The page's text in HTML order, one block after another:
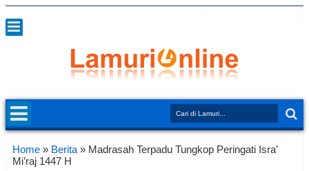
Home » Berita » Madrasah Terpadu Tungkop Peringati Isra’
Mi’raj 1447 H